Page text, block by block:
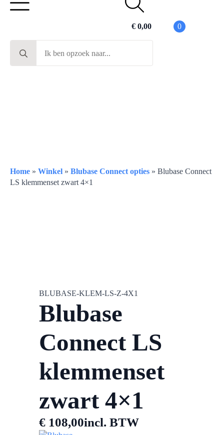
€ 0,00 0
for:
Home » Winkel » Blubase Connect opties » Blubase Connect
LS klemmenset zwart 4×1
BLUBASE-KLEM-LS-Z-4X1
Blubase
Connect LS
klemmenset
zwart 4×1
€108,00incl. BTW